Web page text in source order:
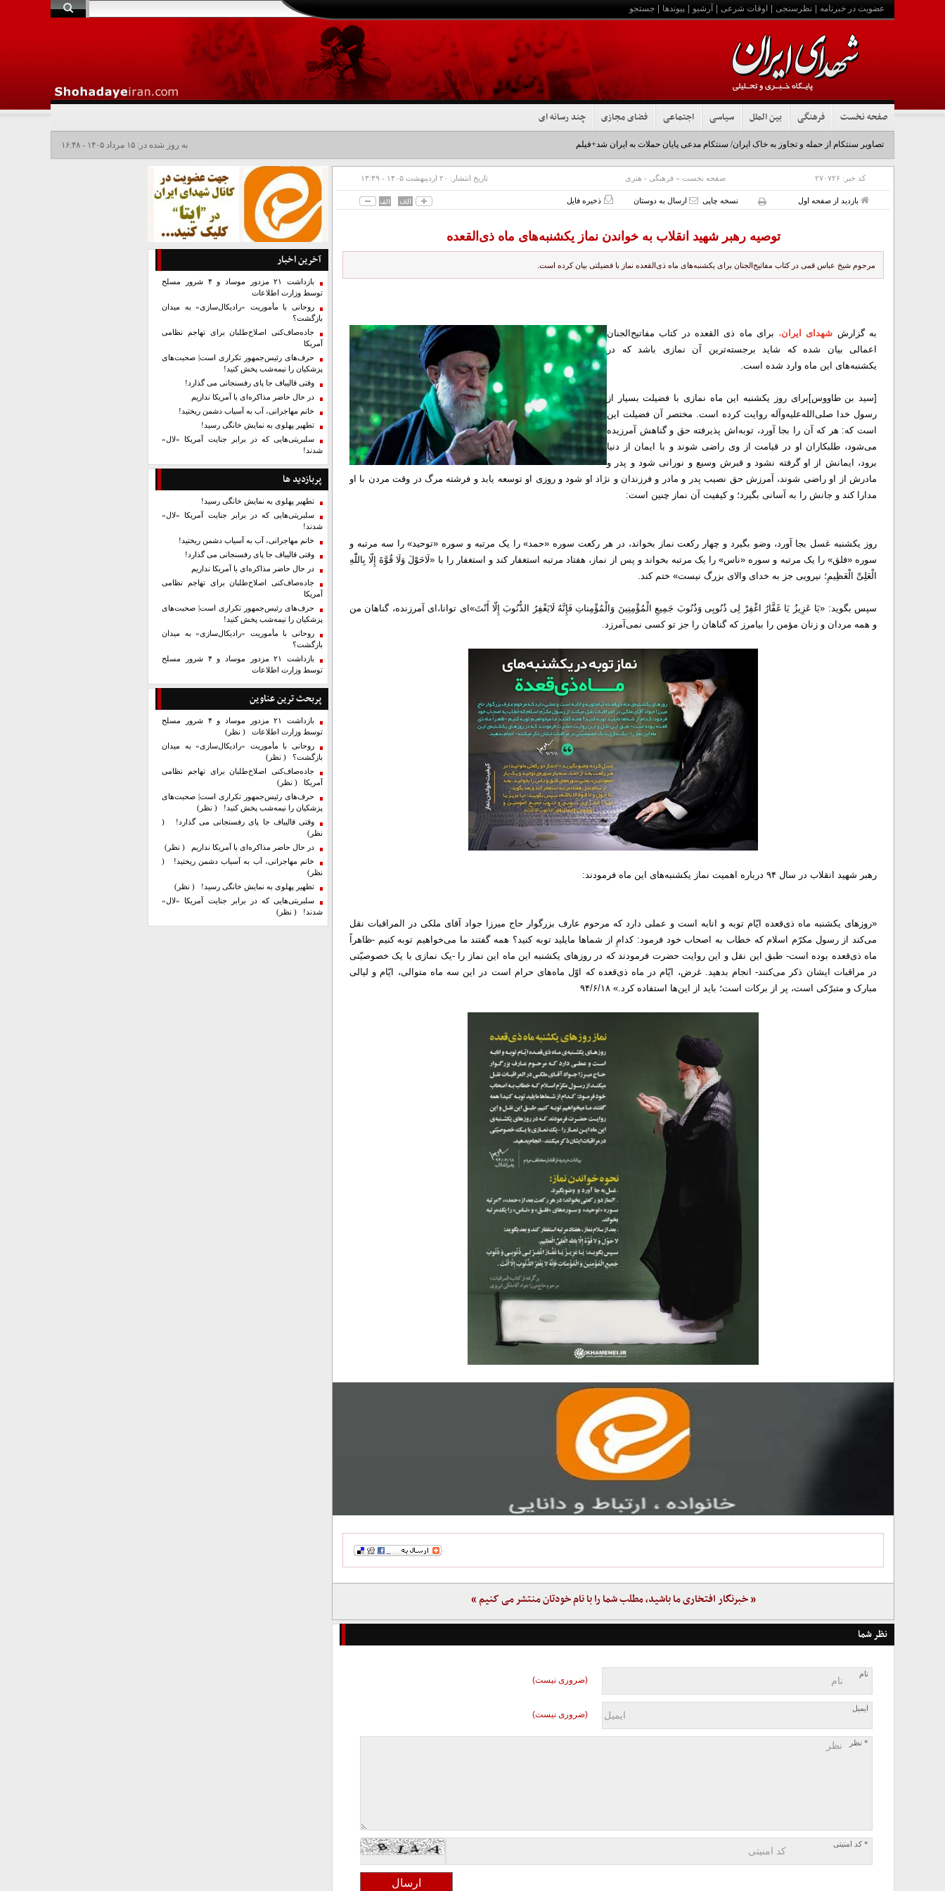
عضویت در خبرنامه نظرسنجی اوقات شرعی آرشیو پیوندها جستجو
صفحه نخست فرهنگی بین الملل سیاسی اجتماعی فضای مجازی چند رسانه ای
تصاویر سنتکام از حمله و تجاوز به خاک ایران/ سنتکام مدعی پایان حملات به ایران شد+فیلم به روز شده در: ۱۵ مرداد ۱۴۰۵ - ۱۶:۴۸
کد خبر: ۲۷۰۷۲۶ صفحه نخست »فرهنگی - هنری تاریخ انتشار: ۲۰ ارديبهشت ۱۴۰۵ - ۱۳:۴۹
بازدید از صفحه اول نسخه چاپی ارسال به دوستان ذخیره فایل
توصیه رهبر شهید انقلاب به خواندن نماز یکشنبه‌های ماه ذی‌القعده
مرحوم شیخ عباس قمی در کتاب مفاتیح‌الجنان برای یکشنبه‌های ماه ذی‌القعده نماز با فضیلتی بیان کرده است.
به گزارش شهدای ایران، برای ماه ذی القعده در کتاب مفاتیح‌الجنان
اعمالی بیان شده که شاید برجسته‌ترین آن نمازی باشد که در
یکشنبه‌های این ماه وارد شده است.
[سید بن طاووس]برای روز یکشنبه این ماه نمازی با فضیلت بسیار از
رسول خدا صلی‌الله‌علیه‌وآله روایت کرده است. مختصر آن فضیلت این
است که: هر که آن را بجا آورد، توبه‌اش پذیرفته حق و گناهش آمرزیده
می‌شود، طلبکاران او در قیامت از وی راضی شوند و با ایمان از دنیا
برود، ایمانش از او گرفته نشود و قبرش وسیع و نورانی شود و پدر و
مادرش از او راضی شوند، آمرزش حق نصیب پدر و مادر و فرزندان و نژاد او شود و روزی او توسعه یابد و فرشته مرگ در وقت مردن با او
مدارا کند و جانش را به آسانی بگیرد؛ و کیفیت آن نماز چنین است:
روز یکشنبه غسل بجا آورد، وضو بگیرد و چهار رکعت نماز بخواند، در هر رکعت سوره «حمد» را یک مرتبه و سوره «توحید» را سه مرتبه و
سوره «فلق» را یک مرتبه و سوره «ناس» را یک مرتبه بخواند و پس از نماز، هفتاد مرتبه استغفار کند و استغفار را با «لَاحَوْلَ وَلَا قُوَّةَ إِلّا بِاللّٰهِ
الْعَلِیِّ الْعَظِیمِ؛ نیرویی جز به خدای والای بزرگ نیست» ختم کند.
سپس بگوید: «یَا عَزِیزُ یَا غَفَّارُ اغْفِرْ لِی ذُنُوبِی وَذُنُوبَ جَمِیعِ الْمُؤْمِنِینَ وَالْمُؤْمِناتِ فَإِنَّهُ لَایَغْفِرُ الذُّنُوبَ إِلّا أَنْتَ»‌ای توانا،‌ای آمرزنده، گناهان من
و همه مردان و زنان مؤمن را بیامرز که گناهان را جز تو کسی نمی‌آمرزد.
رهبر شهید انقلاب در سال ۹۴ درباره اهمیت نماز یکشنبه‌های این ماه فرمودند:
«روز‌های یکشنبه ماه ذی‌قعده ایّام توبه و انابه است و عملی دارد که مرحوم عارف بزرگوار حاج میرزا جواد آقای ملکی در المراقبات نقل
می‌کند از رسول مکرّم اسلام که خطاب به اصحاب خود فرمود: کدامِ از شما‌ها مایلید توبه کنید؟ همه گفتند ما می‌خواهیم توبه کنیم -ظاهراً
ماه ذی‌قعده بوده است- طبق این نقل و این روایت حضرت فرمودند که در روز‌های یکشنبه این ماه این نماز را -یک نمازی با یک خصوصیّتی
در مراقبات ایشان ذکر می‌کنند- انجام بدهید. غرض، ایّام در ماه ذی‌قعده که اوّل ماه‌های حرام است در این سه ماه متوالی، ایّام و لیالی
مبارک و متبرّکی است، پر از برکات است؛ باید از این‌ها استفاده کرد.» ۹۴/۶/۱۸
« خبرنگار افتخاری ما باشید، مطلب شما را با نام خودتان منتشر می کنیم »
نظر شما
نام
(ضروری نیست)
ایمیل
(ضروری نیست)
* نظر
* کد امنیتی
آخرین اخبار
بازداشت ۲۱ مزدور موساد و ۴ شرور مسلح
توسط وزارت اطلاعات
روحانی با مأموریت «رادیکال‌سازی» به میدان
بازگشت؟
جاده‌صاف‌کنی اصلاح‌طلبان برای تهاجم نظامی
آمریکا
حرف‌های رئیس‌جمهور تکراری است| صحبت‌های
پزشکیان را نیمه‌شب پخش کنید!
وقتی قالیباف جا پای رفسنجانی می گذارد!
در حال حاضر مذاکره‌ای با آمریکا نداریم
خانم مهاجرانی، آب به آسیاب دشمن ریختید!
تطهیر پهلوی به نمایش خانگی رسید!
سلبریتی‌هایی که در برابر جنایت آمریکا «لال»
شدند!
پربازدید ها
تطهیر پهلوی به نمایش خانگی رسید!
سلبریتی‌هایی که در برابر جنایت آمریکا «لال»
شدند!
خانم مهاجرانی، آب به آسیاب دشمن ریختید!
وقتی قالیباف جا پای رفسنجانی می گذارد!
در حال حاضر مذاکره‌ای با آمریکا نداریم
جاده‌صاف‌کنی اصلاح‌طلبان برای تهاجم نظامی
آمریکا
حرف‌های رئیس‌جمهور تکراری است| صحبت‌های
پزشکیان را نیمه‌شب پخش کنید!
روحانی با مأموریت «رادیکال‌سازی» به میدان
بازگشت؟
بازداشت ۲۱ مزدور موساد و ۴ شرور مسلح
توسط وزارت اطلاعات
پربحث ترین عناوین
بازداشت ۲۱ مزدور موساد و ۴ شرور مسلح
توسط وزارت اطلاعات ( نظر)
روحانی با مأموریت «رادیکال‌سازی» به میدان
بازگشت؟ ( نظر)
جاده‌صاف‌کنی اصلاح‌طلبان برای تهاجم نظامی
آمریکا ( نظر)
حرف‌های رئیس‌جمهور تکراری است| صحبت‌های
پزشکیان را نیمه‌شب پخش کنید! ( نظر)
وقتی قالیباف جا پای رفسنجانی می گذارد! (
نظر)
در حال حاضر مذاکره‌ای با آمریکا نداریم ( نظر)
خانم مهاجرانی، آب به آسیاب دشمن ریختید! (
نظر)
تطهیر پهلوی به نمایش خانگی رسید! ( نظر)
سلبریتی‌هایی که در برابر جنایت آمریکا «لال»
شدند! ( نظر)